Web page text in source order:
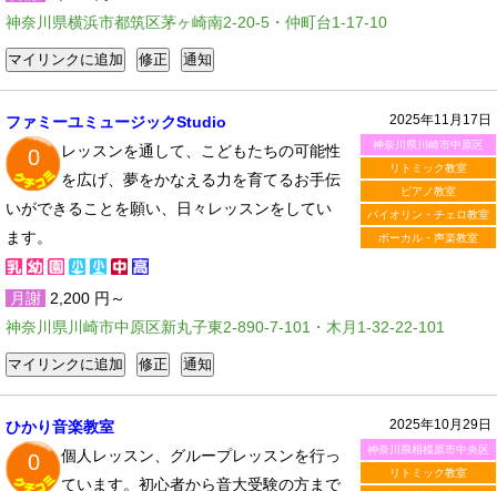
神奈川県横浜市都筑区茅ヶ崎南2-20-5・仲町台1-17-10
2025年11月17日
神奈川県川崎市中原区
リトミック教室
ピアノ教室
バイオリン・チェロ教室
ボーカル・声楽教室
ファミーユミュージックStudio
0
レッスンを通して、こどもたちの可能性
を広げ、夢をかなえる力を育てるお手伝
いができることを願い、日々レッスンをしてい
ます。
月謝 2,200 円～
神奈川県川崎市中原区新丸子東2-890-7-101・木月1-32-22-101
2025年10月29日
神奈川県相模原市中央区
リトミック教室
ひかり音楽教室
0
個人レッスン、グループレッスンを行っ
ています。初心者から音大受験の方まで